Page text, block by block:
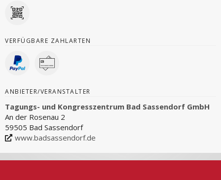
VERFÜGBARE ZAHLARTEN
ANBIETER/VERANSTALTER
Tagungs- und Kongresszentrum Bad Sassendorf GmbH
An der Rosenau 2
59505 Bad Sassendorf
www.badsassendorf.de